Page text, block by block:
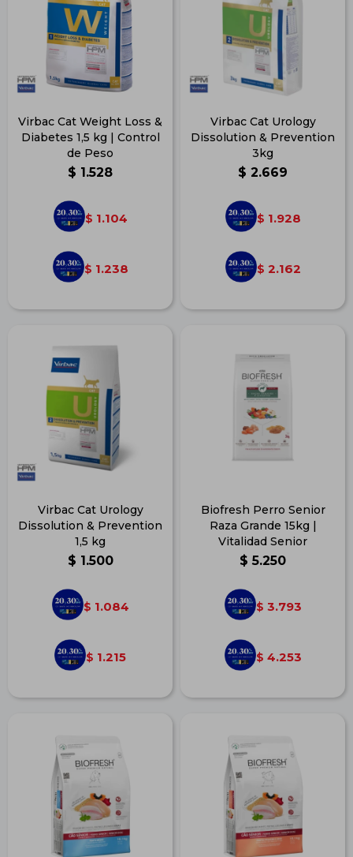
Virbac Cat Weight Loss &
Diabetes 1,5 kg | Control
de Peso
$ 1.528
$ 1.104
$ 1.238
Virbac Cat Urology
Dissolution & Prevention
3kg
$ 2.669
$ 1.928
$ 2.162
Virbac Cat Urology
Dissolution & Prevention
1,5 kg
$ 1.500
$ 1.084
$ 1.215
Biofresh Perro Senior
Raza Grande 15kg |
Vitalidad Senior
$ 5.250
$ 3.793
$ 4.253